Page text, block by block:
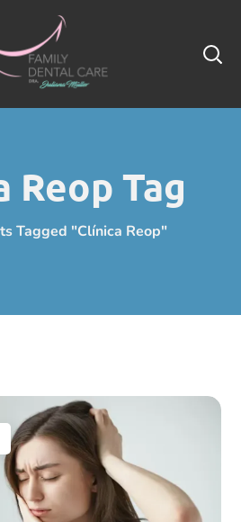
Reop Tag
Tagged "clínica Reop"